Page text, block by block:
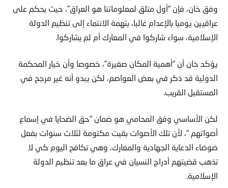
وفق خان، فإن “أول متلق لمعلوماتنا هو العراق”، حيث يحكم على
عراقيين يوميا بالإعدام غالبا، بتهمة الانتماء إلى تنظيم الدولة
الإسلامية، سواء شاركوا في المعارك أم لم يشاركوا.
يؤكد خان أن “أهمية المكان صغيرة”، خصوصا وأن خيار المحكمة
الدولية قد ذكر في بعض العواصم، لكن يبدو أنه غير مرجح في
المستقبل القريب.
لكن الأساسي وفق المحامي هو ضمان “حق الضحايا في إسماع
أصواتهم “، لأن تلك الأصوات بقيت مكتومة لثلاث سنوات بفعل
ضوضاء الدعاية الجهادية والمعارك، وهي تكافح اليوم كي لا
تذهب قضيتهم أدراج النسيان في عراق ما بعد تنظيم الدولة
الإسلامية.